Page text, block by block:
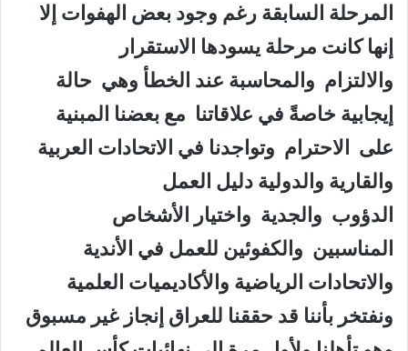
المرحلة السابقة رغم وجود بعض الهفوات إلا
إنها كانت مرحلة يسودها الاستقرار
والالتزام والمحاسبة عند الخطأ وهي حالة
إيجابية خاصةً في علاقاتنا مع بعضنا المبنية
على الاحترام وتواجدنا في الاتحادات العربية
والقارية والدولية دليل العمل
الدؤوب والجدية واختيار الأشخاص
المناسبين والكفوئين للعمل في الأندية
والاتحادات الرياضية والأكاديميات العلمية
ونفتخر بأننا قد حققنا للعراق إنجاز غير مسبوق